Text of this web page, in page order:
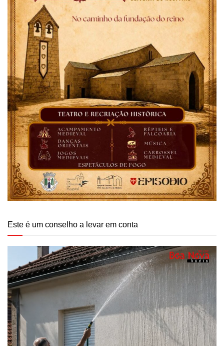
Este é um conselho a levar em conta